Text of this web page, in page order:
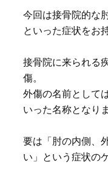
今回は接骨院的な
といった症状をお
接骨院に来られる
傷。
外傷の名前として
いった名称となり
要は「肘の内側、
い」という症状の